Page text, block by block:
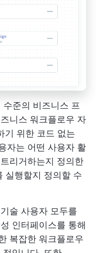
준의 비즈니스 프
니스 워크플로우 자
기 위한 코드 없는
자는 어떤 사용자 활
리거하는지 정의한
실행할지 정의할 수
술 사용자 모두를
인터페이스를 통해
복잡한 워크플로우